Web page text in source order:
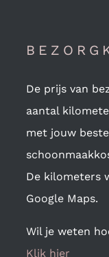
De prijs van
aantal
met jouw
De kilometers
Google Maps.
Wil je weten
Klik hier